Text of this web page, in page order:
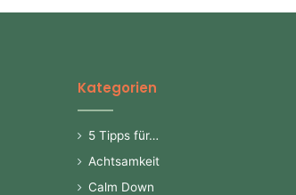
Kategorien
5 Tipps für…
Achtsamkeit
Calm Down